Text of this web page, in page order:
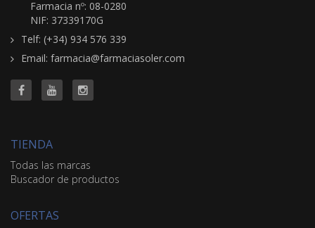
Farmacia nº: 08-0280
NIF: 37339170G
Telf: (+34) 934 576 339
Email: farmacia@farmaciasoler.com
TIENDA
Todas las marcas
Buscador de productos
OFERTAS